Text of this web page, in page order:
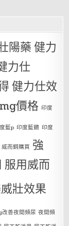
陽藥健力
力仕
健力仕效
價格 印度
藍p 印度藍鑽 印度
威而鋼購買 強
服用威而
壯效果
善夜間頻尿 夜間頻